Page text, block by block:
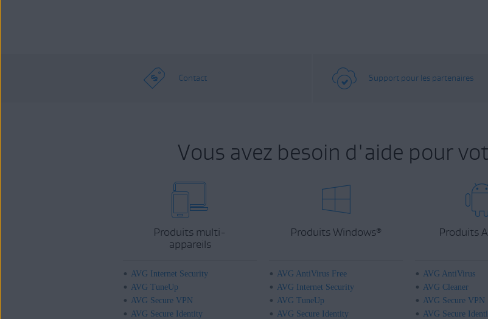
Contact Support pour les partenaires
Vous avez besoin d'aide pour
Produits multi-
appareils
AVG Internet Security
AVG TuneUp
AVG Secure VPN
AVG Secure Identity
Produits Windows®
AVG AntiVirus Free
AVG Internet Security
AVG TuneUp
AVG Secure Identity
Produits
AVG AntiVirus
AVG Cleaner
AVG Secure VPN
AVG Secure